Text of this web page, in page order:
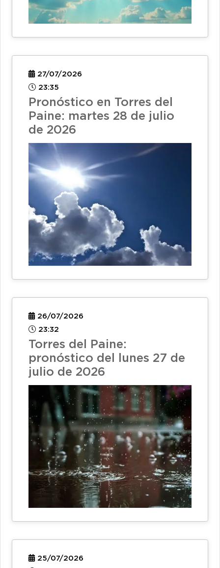
27/07/2026
23:35
Pronóstico en Torres del
Paine: martes 28 de julio
de 2026
26/07/2026
23:32
Torres del Paine:
pronóstico del lunes 27 de
julio de 2026
25/07/2026